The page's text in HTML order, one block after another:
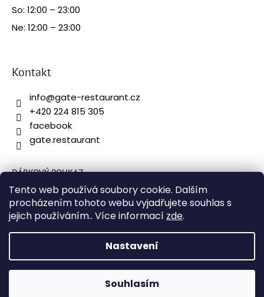
Tento web používá soubory cookie. Dalším
procházením tohoto webu vyjadřujete souhlas s
jejich používáním.. Více informací zde.
Nastavení
Souhlasím
So: 12:00 – 23:00
Ne: 12:00 – 23:00
Kontakt
info@gate-restaurant.cz
+420 224 815 305
facebook
gate.restaurant
DÁRKOVÝ POUKAZ
OBCHODNÍ PODMÍNKY
OCHRANA OSOBNÍCH ÚDAJŮ
DOPRAVA A PLATBA
Vytvořil Shoptet&David Borůvka
Gate restaurant. Všechna práva vyhrazena.